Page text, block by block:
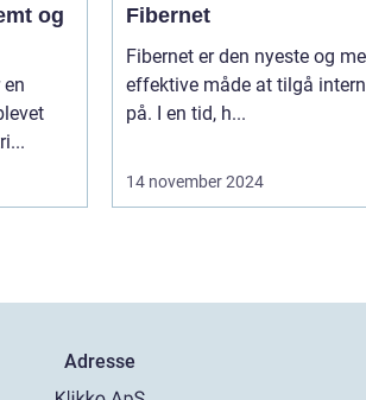
og
Fibernet
Fibernet er den nyeste og
effektive måde at tilgå
på. I en tid, h...
14 november 2024
Adresse